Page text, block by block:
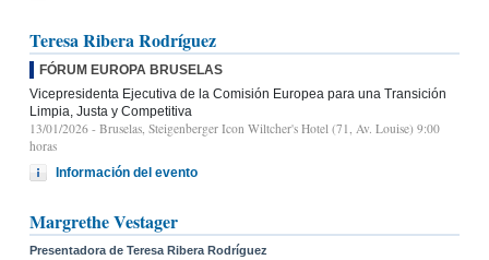
Teresa Ribera Rodríguez
FÓRUM EUROPA BRUSELAS
Vicepresidenta Ejecutiva de la Comisión Europea para una Transición
Limpia, Justa y Competitiva
13/01/2026 - Bruselas, Steigenberger Icon Wiltcher's Hotel (71, Av. Louise) 9:00
horas
Información del evento
Margrethe Vestager
Presentadora de Teresa Ribera Rodríguez